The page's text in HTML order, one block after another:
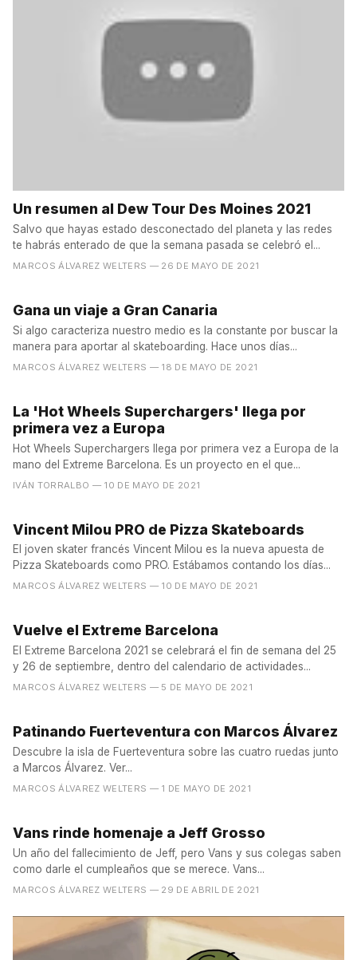
Un resumen al Dew Tour Des Moines 2021
Salvo que hayas estado desconectado del planeta y las redes
te habrás enterado de que la semana pasada se celebró el...
MARCOS ÁLVAREZ WELTERS — 26 DE MAYO DE 2021
Gana un viaje a Gran Canaria
Si algo caracteriza nuestro medio es la constante por buscar la
manera para aportar al skateboarding. Hace unos días...
MARCOS ÁLVAREZ WELTERS — 18 DE MAYO DE 2021
La 'Hot Wheels Superchargers' llega por
primera vez a Europa
Hot Wheels Superchargers llega por primera vez a Europa de la
mano del Extreme Barcelona. Es un proyecto en el que...
IVÁN TORRALBO — 10 DE MAYO DE 2021
Vincent Milou PRO de Pizza Skateboards
El joven skater francés Vincent Milou es la nueva apuesta de
Pizza Skateboards como PRO. Estábamos contando los días...
MARCOS ÁLVAREZ WELTERS — 10 DE MAYO DE 2021
Vuelve el Extreme Barcelona
El Extreme Barcelona 2021 se celebrará el fin de semana del 25
y 26 de septiembre, dentro del calendario de actividades...
MARCOS ÁLVAREZ WELTERS — 5 DE MAYO DE 2021
Patinando Fuerteventura con Marcos Álvarez
Descubre la isla de Fuerteventura sobre las cuatro ruedas junto
a Marcos Álvarez. Ver...
MARCOS ÁLVAREZ WELTERS — 1 DE MAYO DE 2021
Vans rinde homenaje a Jeff Grosso
Un año del fallecimiento de Jeff, pero Vans y sus colegas saben
como darle el cumpleaños que se merece. Vans...
MARCOS ÁLVAREZ WELTERS — 29 DE ABRIL DE 2021